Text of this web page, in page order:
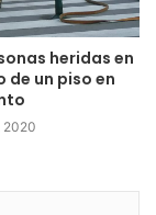
heridas en
de un piso en
2020